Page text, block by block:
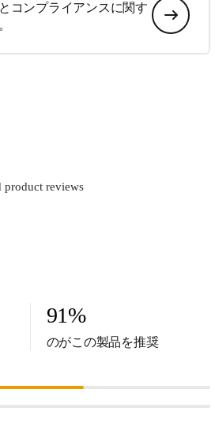
コンプライアンスに関す
product reviews
91%
のがこの製品を推奨